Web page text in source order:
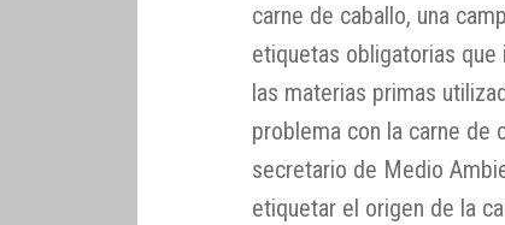
carne de caballo, una
etiquetas obligatorias
las materias primas
problema con la carne de
secretario de Medio
etiquetar el origen de la